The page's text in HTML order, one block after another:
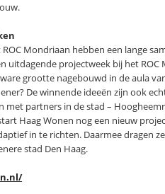
Mondriaan hebben een lange
uitdagende projectweek bij het ROC
grootte nagebouwd in de aula
De winnende ideeën zijn ook
met partners in de stad –
Haag Wonen nog een nieuw
in te richten. Daarmee dragen
stad Den Haag.